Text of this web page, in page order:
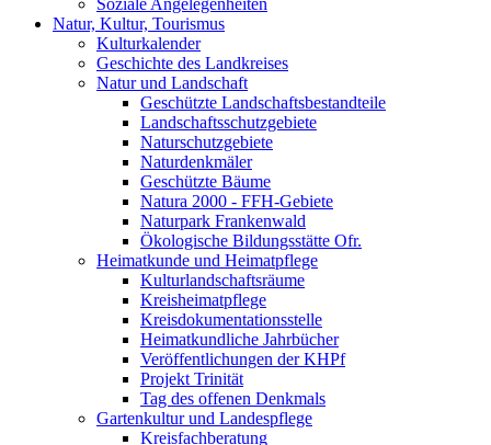
Soziale Angelegenheiten
Natur, Kultur, Tourismus
Kulturkalender
Geschichte des Landkreises
Natur und Landschaft
Geschützte Landschaftsbestandteile
Landschaftsschutzgebiete
Naturschutzgebiete
Naturdenkmäler
Geschützte Bäume
Natura 2000 - FFH-Gebiete
Naturpark Frankenwald
Ökologische Bildungsstätte Ofr.
Heimatkunde und Heimatpflege
Kulturlandschaftsräume
Kreisheimatpflege
Kreisdokumentationsstelle
Heimatkundliche Jahrbücher
Veröffentlichungen der KHPf
Projekt Trinität
Tag des offenen Denkmals
Gartenkultur und Landespflege
Kreisfachberatung